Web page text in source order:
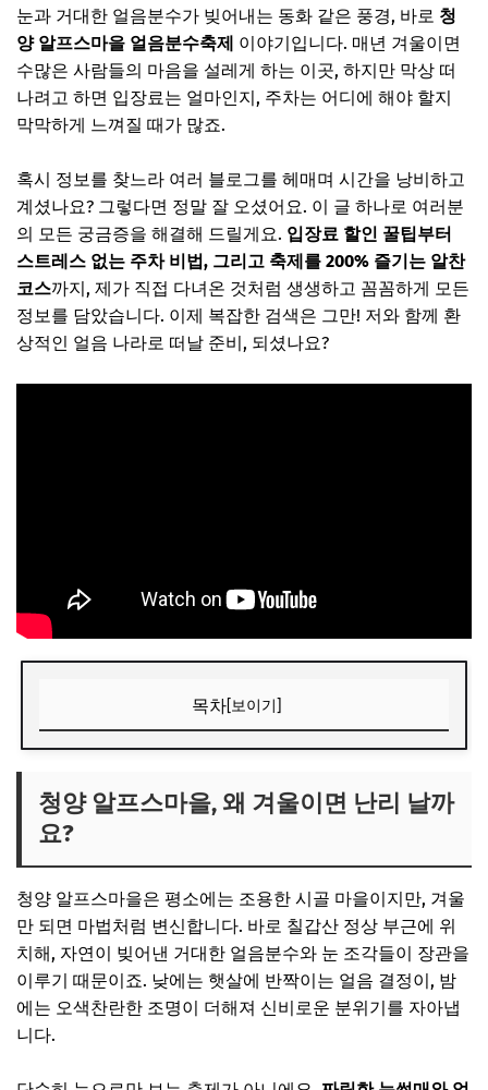
눈과 거대한 얼음분수가 빚어내는 동화 같은 풍경, 바로 청
양 알프스마을 얼음분수축제 이야기입니다. 매년 겨울이면
수많은 사람들의 마음을 설레게 하는 이곳, 하지만 막상 떠
나려고 하면 입장료는 얼마인지, 주차는 어디에 해야 할지
막막하게 느껴질 때가 많죠.
혹시 정보를 찾느라 여러 블로그를 헤매며 시간을 낭비하고
계셨나요? 그렇다면 정말 잘 오셨어요. 이 글 하나로 여러분
의 모든 궁금증을 해결해 드릴게요. 입장료 할인 꿀팁부터
스트레스 없는 주차 비법, 그리고 축제를 200% 즐기는 알찬
코스까지, 제가 직접 다녀온 것처럼 생생하고 꼼꼼하게 모든
정보를 담았습니다. 이제 복잡한 검색은 그만! 저와 함께 환
상적인 얼음 나라로 떠날 준비, 되셨나요?
목차[보이기]
가장 중요한 정보! 입장료와 할인 꿀팁 총정리
💸 입장료 안내 (2024년 기준 예시)
💡 놓치면 손해! 할인받는 3가지 방법
걱정 마세요! 주차 스트레스 해결 가이드
🚗 알프스마을 주차장 정보
🅿️ 주차 꿀팁! 이것만 기억하세요!
뭘 하고 놀까? 알프스마을 즐길 거리 BEST 5
청양 알프스마을, 왜 겨울이면 난리 날까
요?
청양 알프스마을은 평소에는 조용한 시골 마을이지만, 겨울
만 되면 마법처럼 변신합니다. 바로 칠갑산 정상 부근에 위
치해, 자연이 빚어낸 거대한 얼음분수와 눈 조각들이 장관을
이루기 때문이죠. 낮에는 햇살에 반짝이는 얼음 결정이, 밤
에는 오색찬란한 조명이 더해져 신비로운 분위기를 자아냅
니다.